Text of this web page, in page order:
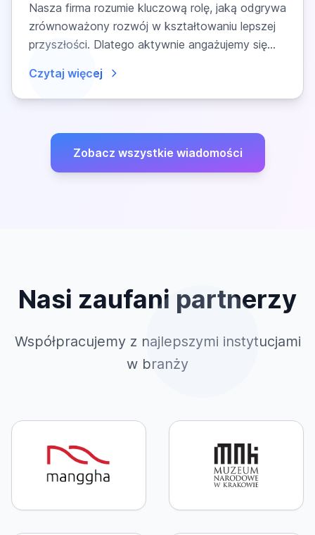
Nasza firma rozumie kluczową rolę, jaką odgrywa
zrównoważony rozwój w kształtowaniu lepszej
przyszłości. Dlatego aktywnie angażujemy się
Czytaj więcej
Zobacz wszystkie wiadomości
Nasi zaufani partnerzy
Współpracujemy z najlepszymi instytucjami
w branży